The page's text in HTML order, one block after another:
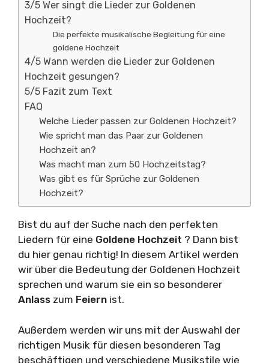
3/5 Wer singt die Lieder zur Goldenen
Hochzeit?
Die perfekte musikalische Begleitung für eine
goldene Hochzeit
4/5 Wann werden die Lieder zur Goldenen
Hochzeit gesungen?
5/5 Fazit zum Text
FAQ
Welche Lieder passen zur Goldenen Hochzeit?
Wie spricht man das Paar zur Goldenen
Hochzeit an?
Was macht man zum 50 Hochzeitstag?
Was gibt es für Sprüche zur Goldenen
Hochzeit?
Bist du auf der Suche nach den perfekten
Liedern für eine Goldene Hochzeit ? Dann bist
du hier genau richtig! In diesem Artikel werden
wir über die Bedeutung der Goldenen Hochzeit
sprechen und warum sie ein so besonderer
Anlass zum Feiern ist.
Außerdem werden wir uns mit der Auswahl der
richtigen Musik für diesen besonderen Tag
beschäftigen und verschiedene Musikstile wie